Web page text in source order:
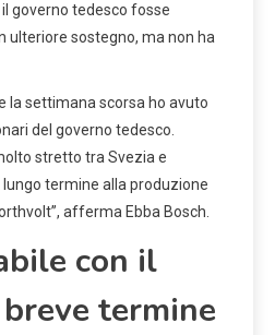
governo tedesco fosse
ulteriore sostegno, ma non ha
la settimana scorsa ho avuto
del governo tedesco.
stretto tra Svezia e
termine alla produzione
afferma Ebba Bosch.
con il
termine